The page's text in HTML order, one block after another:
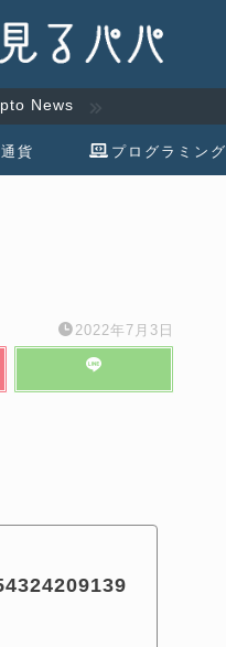
News
貨 プログラミング
2022年7月3日